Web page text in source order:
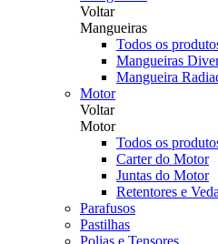
Voltar
Mangueiras
Todos os
Mangueiras
Mangueira
Motor
Voltar
Motor
Todos os
Carter do Motor
Juntas do Motor
Retentores e
Parafusos
Pastilhas
Polias e Tensores